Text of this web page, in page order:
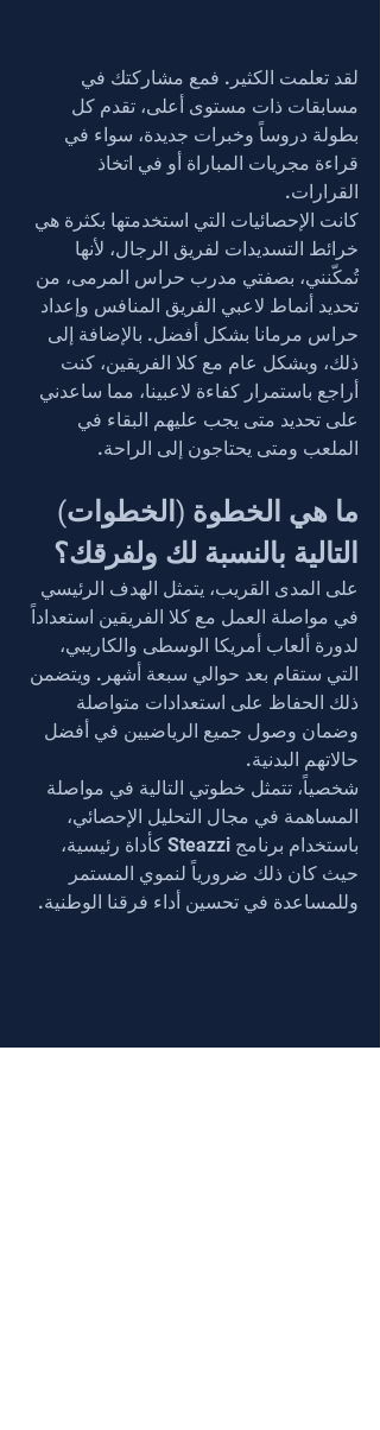
لقد تعلمت الكثير. فمع مشاركتك في
مسابقات ذات مستوى أعلى، تقدم كل
بطولة دروساً وخبرات جديدة، سواء في
قراءة مجريات المباراة أو في اتخاذ
القرارات.
كانت الإحصائيات التي استخدمتها بكثرة هي
خرائط التسديدات لفريق الرجال، لأنها
تُمكّنني، بصفتي مدرب حراس المرمى، من
تحديد أنماط لاعبي الفريق المنافس وإعداد
حراس مرمانا بشكل أفضل. بالإضافة إلى
ذلك، وبشكل عام مع كلا الفريقين، كنت
أراجع باستمرار كفاءة لاعبينا، مما ساعدني
على تحديد متى يجب عليهم البقاء في
الملعب ومتى يحتاجون إلى الراحة.
ما هي الخطوة (الخطوات)
التالية بالنسبة لك ولفرقك؟
على المدى القريب، يتمثل الهدف الرئيسي
في مواصلة العمل مع كلا الفريقين استعداداً
لدورة ألعاب أمريكا الوسطى والكاريبي،
التي ستقام بعد حوالي سبعة أشهر. ويتضمن
ذلك الحفاظ على استعدادات متواصلة
وضمان وصول جميع الرياضيين في أفضل
حالاتهم البدنية.
شخصياً، تتمثل خطوتي التالية في مواصلة
المساهمة في مجال التحليل الإحصائي،
باستخدام برنامج Steazzi كأداة رئيسية،
حيث كان ذلك ضرورياً لنموي المستمر
وللمساعدة في تحسين أداء فرقنا الوطنية.